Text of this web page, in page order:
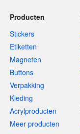
Producten
Stickers
Etiketten
Magneten
Buttons
Verpakking
Kleding
Acrylproducten
Meer producten